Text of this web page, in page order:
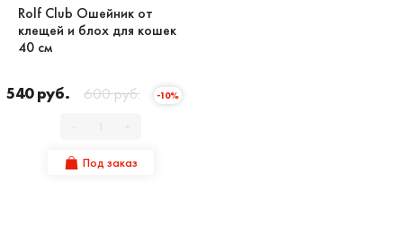
Rolf Club Ошейник от
клещей и блох для кошек
40 см
540 руб. 600 руб. -10%
- +
Под заказ